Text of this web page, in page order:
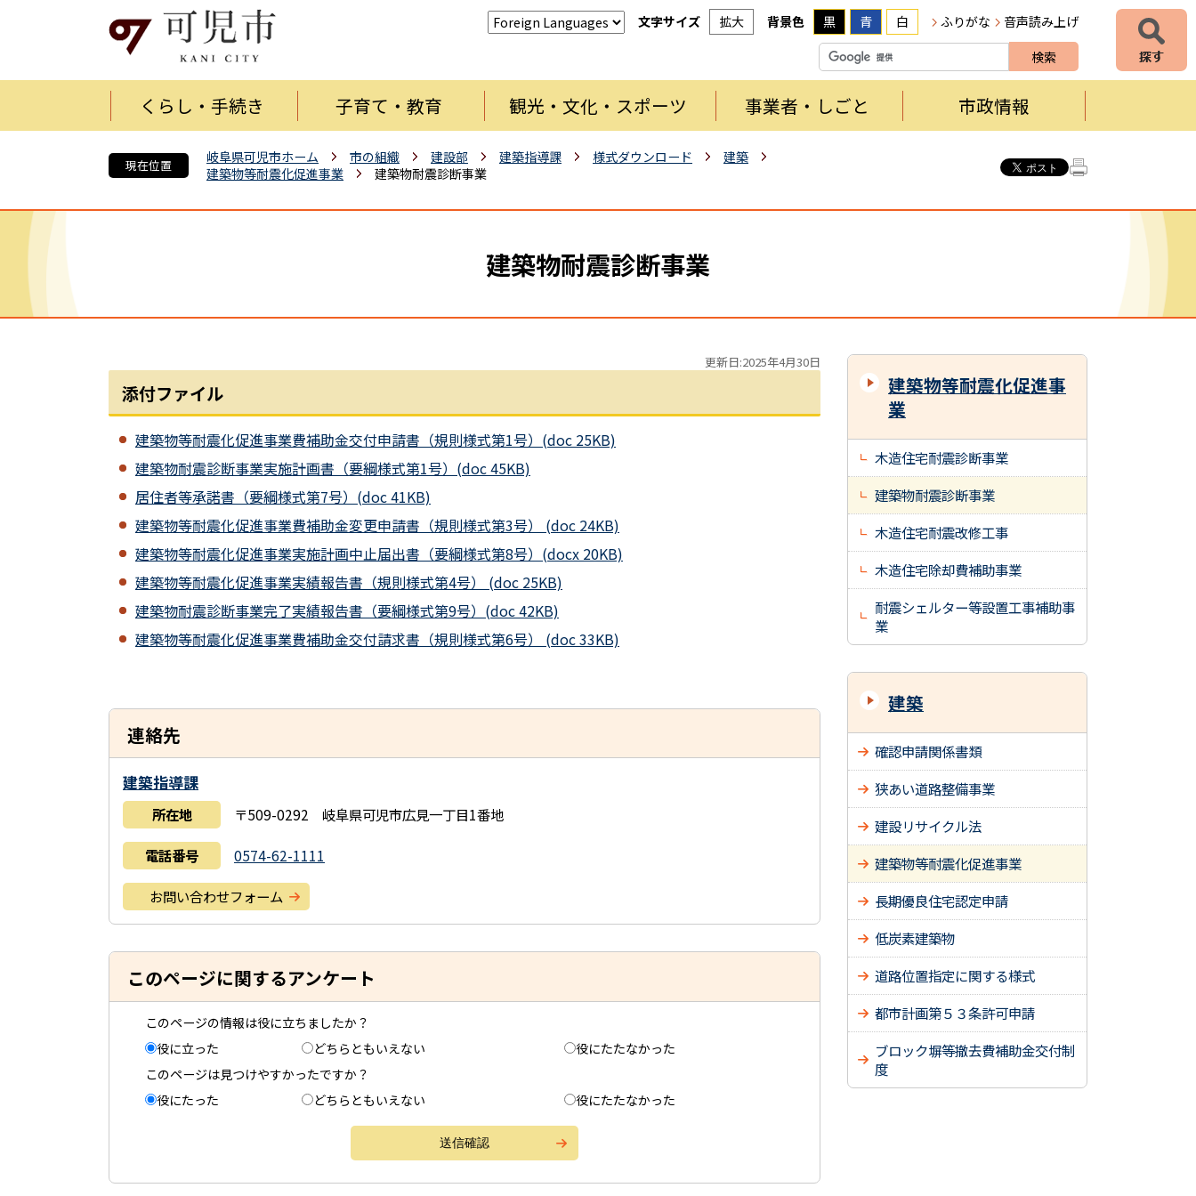
文字サイズ 拡大 背景色 黒 青 白 ふりがな 音声読み上げ
くらし・手続き 子育て・教育 観光・文化・スポーツ 事業者・しごと 市政情報
現在位置 岐阜県可児市ホーム 市の組織 建設部 建築指導課 様式ダウンロード
建築
建築物等耐震化促進事業
建築物耐震診断事業
建築物耐震診断事業
更新日:2025年4月30日
添付ファイル
建築物等耐震化促進事業費補助金交付申請書（規則様式第1号）(doc 25KB)
建築物耐震診断事業実施計画書（要綱様式第1号）(doc 45KB)
居住者等承諾書（要綱様式第7号）(doc 41KB)
建築物等耐震化促進事業費補助金変更申請書（規則様式第3号） (doc 24KB)
建築物等耐震化促進事業実施計画中止届出書（要綱様式第8号）(docx 20KB)
建築物等耐震化促進事業実績報告書（規則様式第4号） (doc 25KB)
建築物耐震診断事業完了実績報告書（要綱様式第9号）(doc 42KB)
建築物等耐震化促進事業費補助金交付請求書（規則様式第6号） (doc 33KB)
連絡先
建築指導課
所在地 〒509-0292 岐阜県可児市広見一丁目1番地
電話番号 0574-62-1111
お問い合わせフォーム
このページに関するアンケート
このページの情報は役に立ちましたか？
役に立った
どちらともいえない
役にたたなかった
このページは見つけやすかったですか？
役にたった
どちらともいえない 役にたたなかった
建築物等耐震化促進事
業
木造住宅耐震診断事業
建築物耐震診断事業
木造住宅耐震改修工事
木造住宅除却費補助事業
耐震シェルター等設置工事補助事
業
建築
確認申請関係書類
狭あい道路整備事業
建設リサイクル法
建築物等耐震化促進事業
長期優良住宅認定申請
低炭素建築物
道路位置指定に関する様式
都市計画第５３条許可申請
ブロック塀等撤去費補助金交付制
度